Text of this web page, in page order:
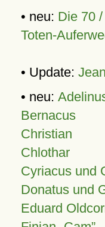
• neu: Die 70
Toten-
• Update:
• neu:
Bernacus
Christian
Chlothar
Cyriacus und
Donatus und
Eduard